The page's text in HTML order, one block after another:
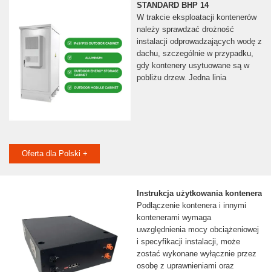
STANDARD BHP 14
W trakcie eksploatacji kontenerów
należy sprawdzać drożność
instalacji odprowadzających wodę z
dachu, szczególnie w przypadku,
gdy kontenery usytuowane są w
pobliżu drzew. Jedna linia
Oferta dla Polski +
Instrukcja użytkowania kontenera
Podłączenie kontenera i innymi
kontenerami wymaga
uwzględnienia mocy obciążeniowej
i specyfikacji instalacji, może
zostać wykonane wyłącznie przez
osobę z uprawnieniami oraz